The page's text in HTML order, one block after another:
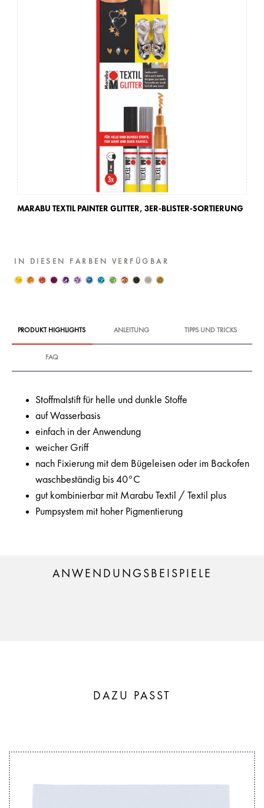
MARABU TEXTIL PAINTER GLITTER, 3ER-BLISTER-SORTIERUNG
IN DIESEN FARBEN VERFÜGBAR
PRODUKT HIGHLIGHTS ANLEITUNG TIPPS UND TRICKS
FAQ
Stoffmalstift für helle und dunkle Stoffe
auf Wasserbasis
einfach in der Anwendung
weicher Griff
nach Fixierung mit dem Bügeleisen oder im Backofen
waschbeständig bis 40°C
gut kombinierbar mit Marabu Textil / Textil plus
Pumpsystem mit hoher Pigmentierung
ANWENDUNGSBEISPIELE
DAZU PASST